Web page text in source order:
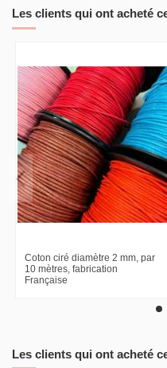
Les clients qui ont acheté
Coton ciré diamètre 2 mm, par
10 mètres, fabrication
Française
Les clients qui ont acheté